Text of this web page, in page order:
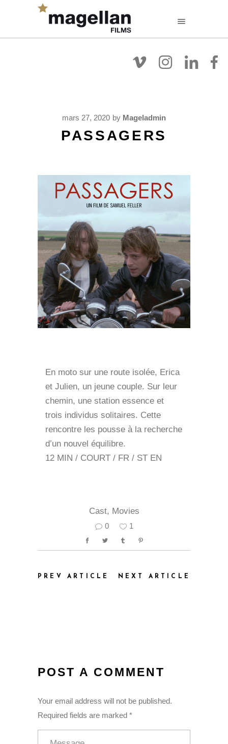
mars 27, 2020 by Mageladmin
PASSAGERS
En moto sur une route isolée, Erica
et Julien, un jeune couple. Sur leur
chemin, une station essence et
trois individus solitaires. Cette
rencontre les pousse à la recherche
d’un nouvel équilibre.
12 MIN / COURT / FR / ST EN
Cast, Movies
0 1
PREV ARTICLE NEXT ARTICLE
POST A COMMENT
Your email address will not be published.
Required fields are marked *